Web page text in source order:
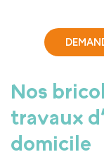
Nos
travaux
domicile